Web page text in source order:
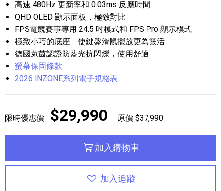
高速 480Hz 更新率和 0.03ms 反應時間
QHD OLED 顯示面板，極致對比
FPS電競賽事專用 24.5 吋模式和 FPS Pro 顯示模式
極致小巧的底座，使鍵盤滑鼠擺放更為靈活
德國萊茵認證防藍光抗閃爍，使用舒適
螢幕保固條款
2026 INZONE系列電子規格表
限時優惠價 $29,990 原價 $37,990
加入購物車
加入追蹤